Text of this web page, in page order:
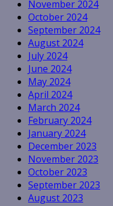
November 2024
October 2024
September 2024
August 2024
July 2024
June 2024
May 2024
April 2024
March 2024
February 2024
January 2024
December 2023
November 2023
October 2023
September 2023
August 2023